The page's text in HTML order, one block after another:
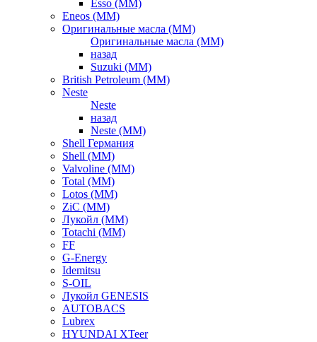
Esso (ММ)
Eneos (ММ)
Оригинальные масла (ММ)
Оригинальные масла (ММ)
назад
Suzuki (ММ)
British Petroleum (ММ)
Neste
Neste
назад
Neste (ММ)
Shell Германия
Shell (ММ)
Valvoline (ММ)
Total (ММ)
Lotos (ММ)
ZiC (ММ)
Лукойл (ММ)
Totachi (MM)
FF
G-Energy
Idemitsu
S-OIL
Лукойл GENESIS
AUTOBACS
Lubrex
HYUNDAI XTeer